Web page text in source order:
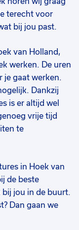
4500 p.m.
terecht voor
bij jou past.
van Holland,
werken. De uren
je gaat werken.
Dankzij
is er altijd wel
vrije tijd
te
in Hoek van
de beste
bij jou in de buurt.
Dan gaan we